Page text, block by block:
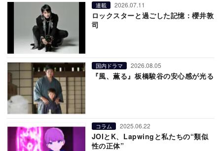
連載 2026.07.11
ロックスターと過ごした記憶：櫻井敦
司
国内ドラマ 2026.08.05
『風、薫る』板橋駿谷の安心感が光る
コラム 2025.06.22
JOIとK、Lapwingと私たちの“類似
性の正体”